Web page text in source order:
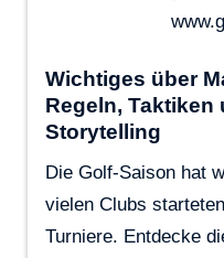
Wichtiges über
Regeln, Taktiken
Storytelling
Die Golf-Saison hat
vielen Clubs
Turniere. Entdecke